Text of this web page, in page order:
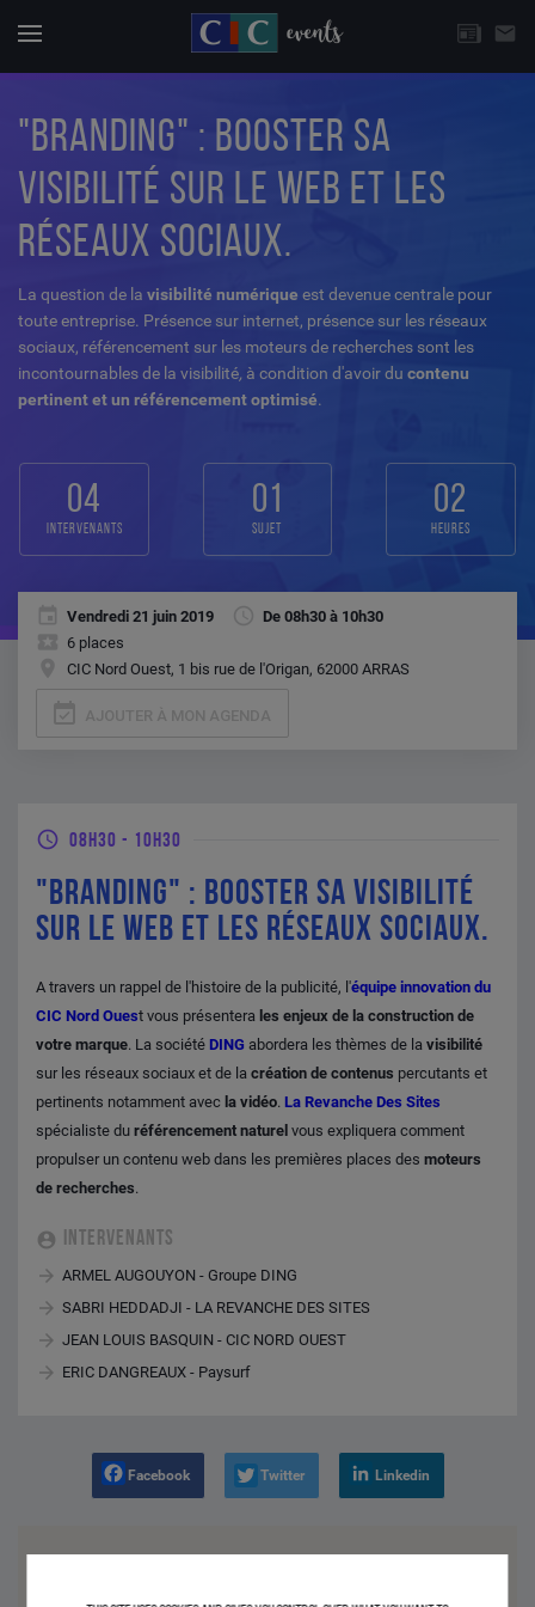
email
CHOISISSEZ UNE THÉMATIQUE
"BRANDING" : BOOSTER SA
VISIBILITÉ SUR LE WEB ET LES
RÉSEAUX SOCIAUX.
La question de la visibilité numérique est devenue centrale pour
toute entreprise. Présence sur internet, présence sur les réseaux
sociaux, référencement sur les moteurs de recherches sont les
incontournables de la visibilité, à condition d'avoir du contenu
pertinent et un référencement optimisé.
04
intervenants
01
sujet
02
heures
Vendredi 21 juin 2019
De 08h30 à 10h30
6 places
CIC Nord Ouest, 1 bis rue de l'Origan, 62000 ARRAS
08H30 - 10H30
"BRANDING" : BOOSTER SA VISIBILITÉ
SUR LE WEB ET LES RÉSEAUX SOCIAUX.
A travers un rappel de l'histoire de la publicité, l'équipe innovation du
CIC Nord Ouest vous présentera les enjeux de la construction de
votre marque. La société DING abordera les thèmes de la visibilité
sur les réseaux sociaux et de la création de contenus percutants et
pertinents notamment avec la vidéo. La Revanche Des Sites
spécialiste du référencement naturel vous expliquera comment
propulser un contenu web dans les premières places des moteurs
de recherches.
INTERVENANTS
ARMEL AUGOUYON - Groupe DING
SABRI HEDDADJI - LA REVANCHE DES SITES
JEAN LOUIS BASQUIN - CIC NORD OUEST
ERIC DANGREAUX - Paysurf
Facebook Twitter Linkedin